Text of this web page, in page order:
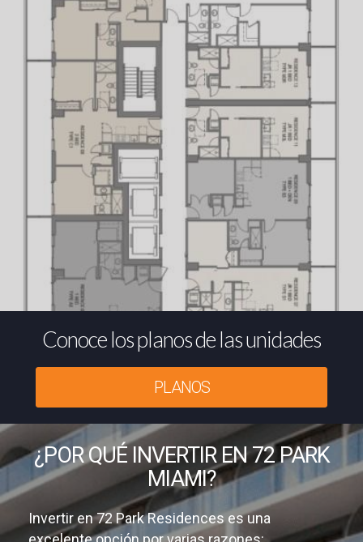
Conoce los planos de las unidades
PLANOS
¿POR QUÉ INVERTIR EN 72 PARK
MIAMI?
Invertir en 72 Park Residences es una